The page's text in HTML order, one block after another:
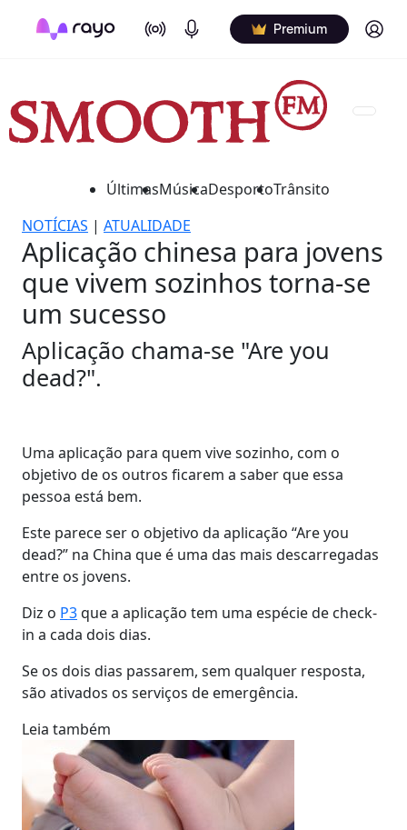
On Air Podcasts Premium Log in
ÚltimasMúsicaDesportoTrânsito
NOTÍCIAS | ATUALIDADE
Aplicação chinesa para jovens
que vivem sozinhos torna-se
um sucesso
Aplicação chama-se "Are you
dead?".
Uma aplicação para quem vive sozinho, com o
objetivo de os outros ficarem a saber que essa
pessoa está bem.
Este parece ser o objetivo da aplicação “Are you
dead?” na China que é uma das mais descarregadas
entre os jovens.
Diz o P3que a aplicação tem uma espécie de check-
in a cada dois dias.
Se os dois dias passarem, sem qualquer resposta,
são ativados os serviços de emergência.
Leia também